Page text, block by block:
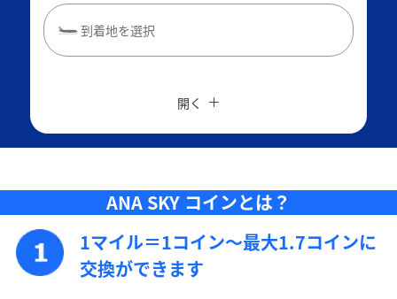
到着地を選択
往路出発日および時間帯
日付を選択
時間帯指定なし
往復で異なるクラスで検索
旅CUBE（航空券予約＋地上経路）
開く
ANA SKY コインとは？
1マイル＝1コイン～最大1.7コインに
交換ができます